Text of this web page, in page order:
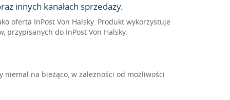
innych kanałach sprzedaży.
oferta InPost Von Halsky. Produkt wykorzystuje
do InPost Von Halsky.
na bieżąco, w zależności od możliwości